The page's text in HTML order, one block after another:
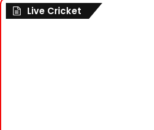
Live Cricket